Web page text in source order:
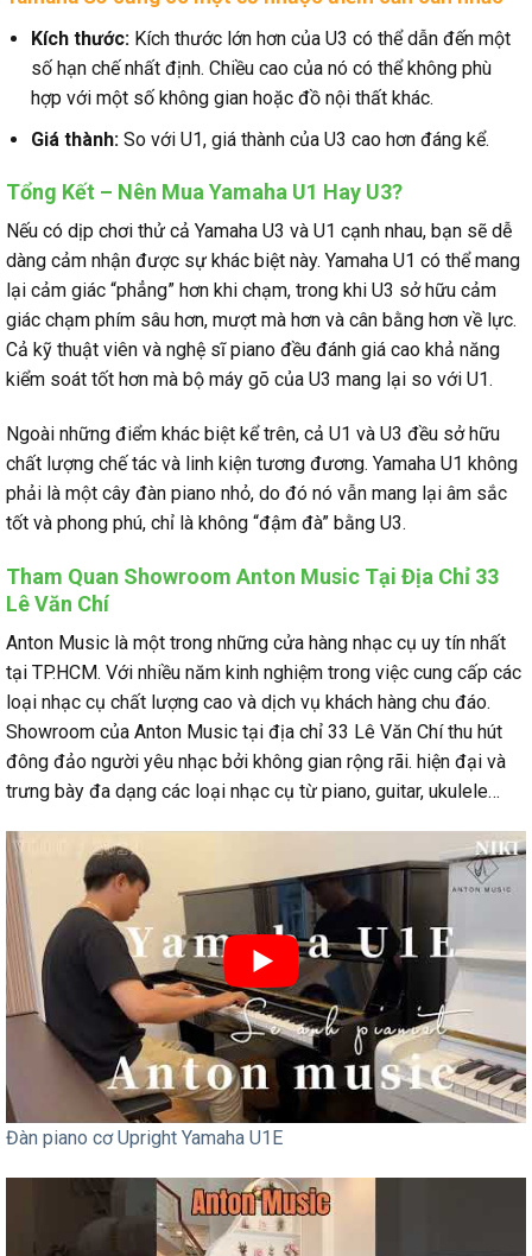
Kích thước:Kích thước lớn hơn của U3 có thể dẫn đến một
số hạn chế nhất định. Chiều cao của nó có thể không phù
hợp với một số không gian hoặc đồ nội thất khác.
Giá thành:So với U1, giá thành của U3 cao hơn đáng kể.
Tổng Kết – Nên Mua Yamaha U1 Hay U3?
Nếu có dịp chơi thử cả Yamaha U3 và U1 cạnh nhau, bạn sẽ dễ
dàng cảm nhận được sự khác biệt này. Yamaha U1 có thể mang
lại cảm giác “phẳng” hơn khi chạm, trong khi U3 sở hữu cảm
giác chạm phím sâu hơn, mượt mà hơn và cân bằng hơn về lực.
Cả kỹ thuật viên và nghệ sĩ piano đều đánh giá cao khả năng
kiểm soát tốt hơn mà bộ máy gõ của U3 mang lại so với U1.
Ngoài những điểm khác biệt kể trên, cả U1 và U3 đều sở hữu
chất lượng chế tác và linh kiện tương đương. Yamaha U1 không
phải là một cây đàn piano nhỏ, do đó nó vẫn mang lại âm sắc
tốt và phong phú, chỉ là không “đậm đà” bằng U3.
Tham Quan Showroom Anton Music Tại Địa Chỉ 33
Lê Văn Chí
Anton Music là một trong những cửa hàng nhạc cụ uy tín nhất
tại TP.HCM. Với nhiều năm kinh nghiệm trong việc cung cấp các
loại nhạc cụ chất lượng cao và dịch vụ khách hàng chu đáo.
Showroom của Anton Music tại địa chỉ 33 Lê Văn Chí thu hút
đông đảo người yêu nhạc bởi không gian rộng rãi. hiện đại và
trưng bày đa dạng các loại nhạc cụ từ piano, guitar, ukulele…
Đàn piano cơ Upright Yamaha U1E